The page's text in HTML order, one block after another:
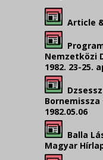
Article
Nemzetközi
1982. 23-25.
Bornemissza
1982.05.06
Balla
Magyar